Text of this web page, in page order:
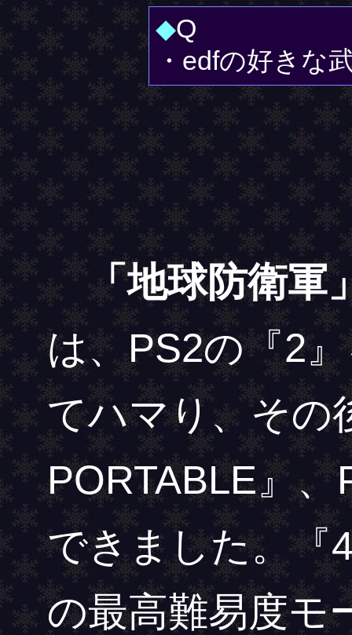
◆Q
・edfの好きな
「地球防衛軍
は、PS2の『2
てハマり、その
PORTABLE』
できました。『
の最高難易度モ